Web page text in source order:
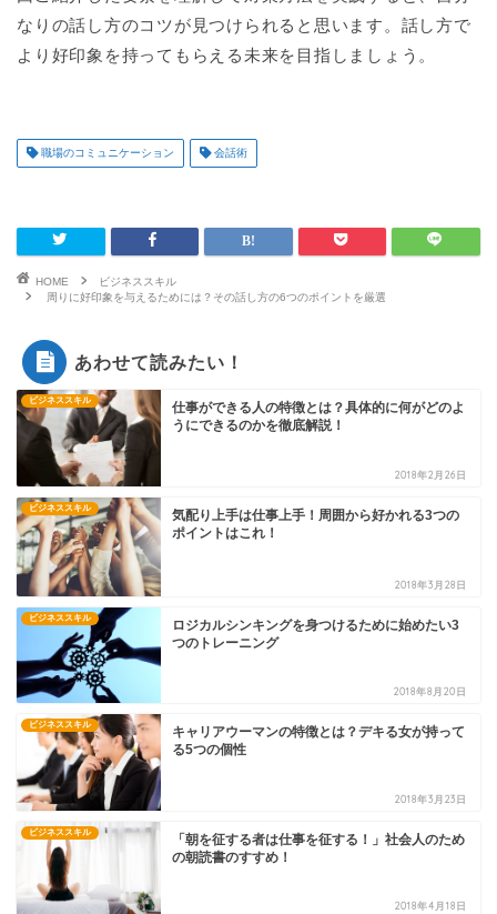
なりの話し方のコツが見つけられると思います。話し方で
より好印象を持ってもらえる未来を目指しましょう。
職場のコミュニケーション 会話術
HOME
ビジネススキル
周りに好印象を与えるためには？その話し方の6つのポイントを厳選
あわせて読みたい！
ビジネススキル
仕事ができる人の特徴とは？具体的に何がどのよ
うにできるのかを徹底解説！
2018年2月26日
ビジネススキル
気配り上手は仕事上手！周囲から好かれる3つの
ポイントはこれ！
2018年3月28日
ビジネススキル
ロジカルシンキングを身つけるために始めたい3
つのトレーニング
2018年8月20日
ビジネススキル
キャリアウーマンの特徴とは？デキる女が持って
る5つの個性
2018年3月23日
ビジネススキル
「朝を征する者は仕事を征する！」社会人のため
の朝読書のすすめ！
2018年4月18日